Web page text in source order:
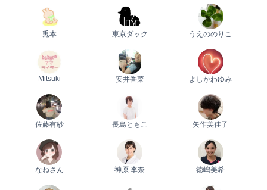
兎本 東京ダック うえののりこ
Mitsuki 安井香菜 よしかわゆみ
佐藤有紗 長島ともこ 矢作美佳子
なねさん 神原 李奈 徳嶋美希